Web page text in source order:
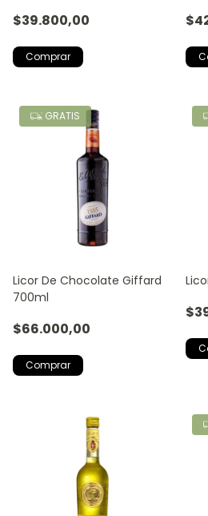
$39.800,00
GRATIS
Licor De Chocolate Giffard
700ml
$66.000,00